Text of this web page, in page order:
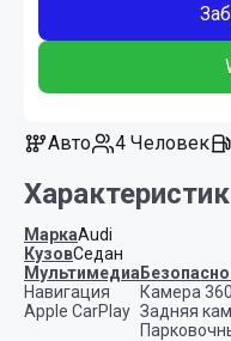
Авто 4 Человек
МаркаAudi
КузовСедан
Мультимедиа
Навигация
Apple CarPlay
Камера
Задняя